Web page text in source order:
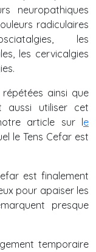
neuropathiques
radiculaires
les
les cervicalgies
ainsi que
aussi utiliser cet
article sur le
le Tens Cefar est
est finalement
pour apaiser les
presque
temporaire